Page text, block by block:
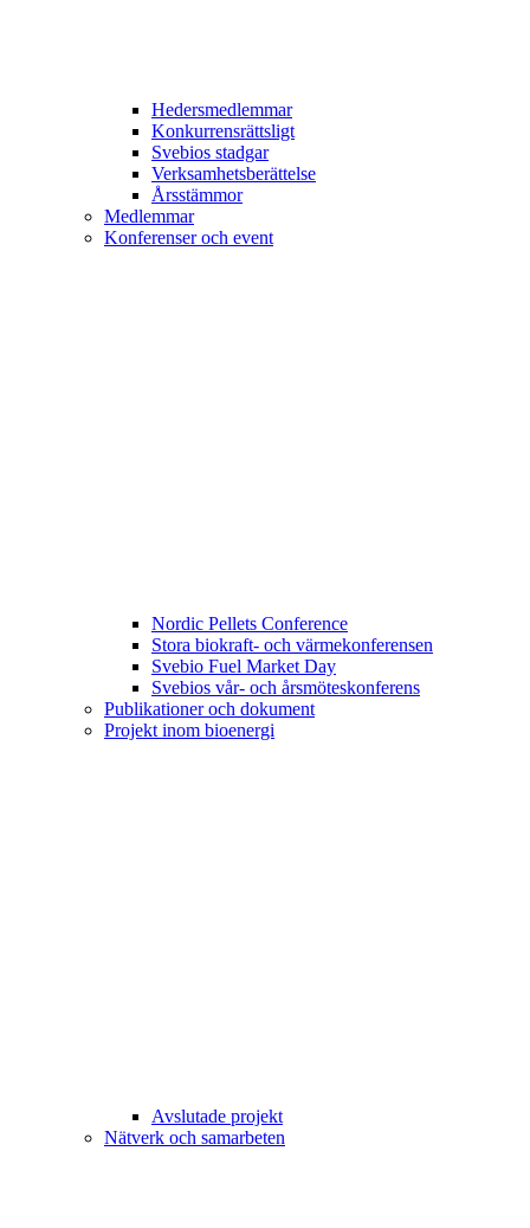
Hedersmedlemmar
Konkurrensrättsligt
Svebios stadgar
Verksamhetsberättelse
Årsstämmor
Medlemmar
Konferenser och event
Nordic Pellets Conference
Stora biokraft- och värmekonferensen
Svebio Fuel Market Day
Svebios vår- och årsmöteskonferens
Publikationer och dokument
Projekt inom bioenergi
Avslutade projekt
Nätverk och samarbeten